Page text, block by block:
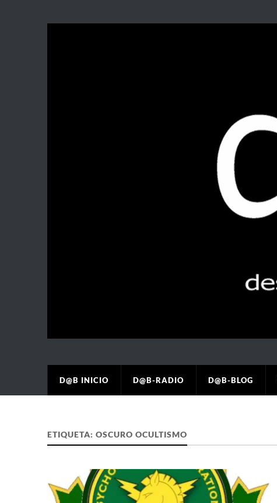
D@B INICIO D@B-RADIO D@B-BLOG
ETIQUETA: OSCURO OCULTISMO